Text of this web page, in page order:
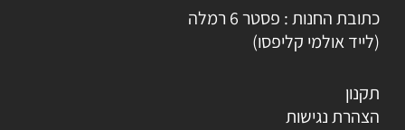
כתובת החנות : פסטר 6 רמלה
(לייד אולמי קליפסו)
תקנון
הצהרת נגישות